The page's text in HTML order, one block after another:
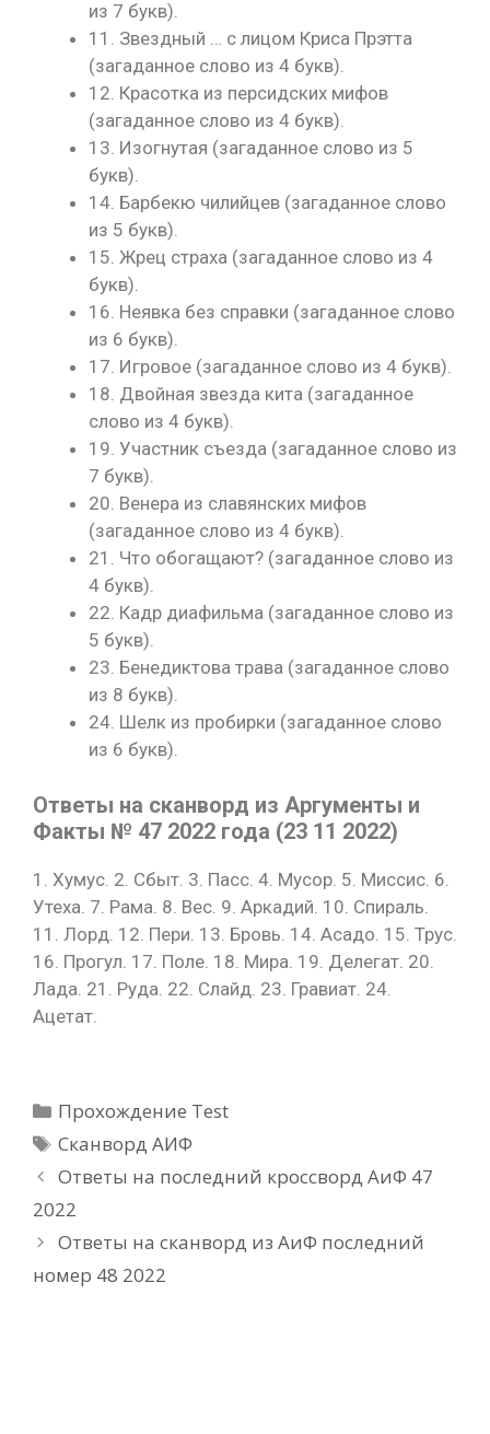
из 7 букв).
11. Звездный … с лицом Криса Прэтта
(загаданное слово из 4 букв).
12. Красотка из персидских мифов
(загаданное слово из 4 букв).
13. Изогнутая (загаданное слово из 5
букв).
14. Барбекю чилийцев (загаданное слово
из 5 букв).
15. Жрец страха (загаданное слово из 4
букв).
16. Неявка без справки (загаданное слово
из 6 букв).
17. Игровое (загаданное слово из 4 букв).
18. Двойная звезда кита (загаданное
слово из 4 букв).
19. Участник съезда (загаданное слово из
7 букв).
20. Венера из славянских мифов
(загаданное слово из 4 букв).
21. Что обогащают? (загаданное слово из
4 букв).
22. Кадр диафильма (загаданное слово из
5 букв).
23. Бенедиктова трава (загаданное слово
из 8 букв).
24. Шелк из пробирки (загаданное слово
из 6 букв).
Ответы на сканворд из Аргументы и
Факты № 47 2022 года (23 11 2022)
1. Хумус. 2. Сбыт. 3. Пасс. 4. Мусор. 5. Миссис. 6.
Утеха. 7. Рама. 8. Вес. 9. Аркадий. 10. Cпираль.
11. Лорд. 12. Пери. 13. Бровь. 14. Асадо. 15. Трус.
16. Прогул. 17. Поле. 18. Мира. 19. Делегат. 20.
Лада. 21. Руда. 22. Слайд. 23. Гравиат. 24.
Ацетат.
Рубрики
Прохождение Test
Метки
Сканворд АИФ
Ответы на последний кроссворд АиФ 47
2022
Ответы на сканворд из АиФ последний
номер 48 2022